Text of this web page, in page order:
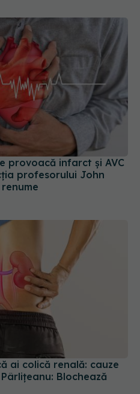
profesorului John
Blochează